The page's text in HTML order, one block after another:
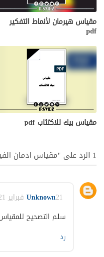
مقياس هيرمان لأنماط التفكير
pdf
مقياس بيك للاكتئاب pdf
1 الرد على "مقياس ادمان الفيسبوك pdf"
Unknown21 فبراير 2021 في 10:43 م
سلم التصحيح
رد